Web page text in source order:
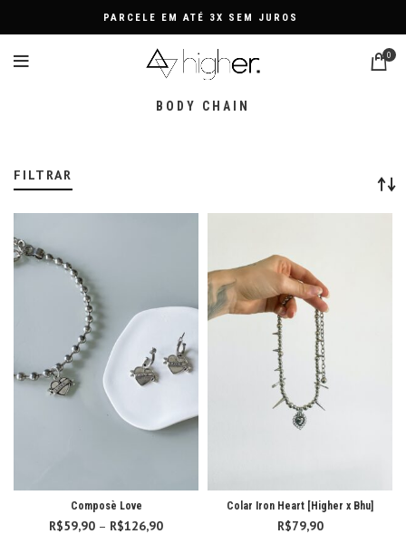
PARCELE EM ATÉ 3X SEM JUROS
0
BODY CHAIN
FILTRAR
Composè Love
R$59,90 – R$126,90
Colar Iron Heart [Higher x Bhu]
R$79,90